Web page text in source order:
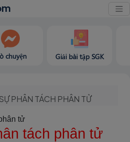
chuyện Giải bài tập SGK
PHÂN TÁCH PHÂN TỬ
tử
tách phân tử